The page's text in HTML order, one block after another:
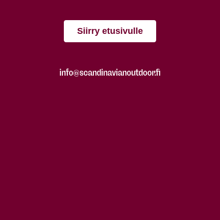
Siirry etusivulle
info@scandinavianoutdoor.fi